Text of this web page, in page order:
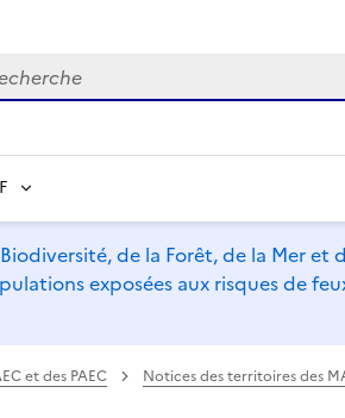
de la Forêt, de la Mer et
exposées aux risques de
et des PAEC
Notices des territoires des